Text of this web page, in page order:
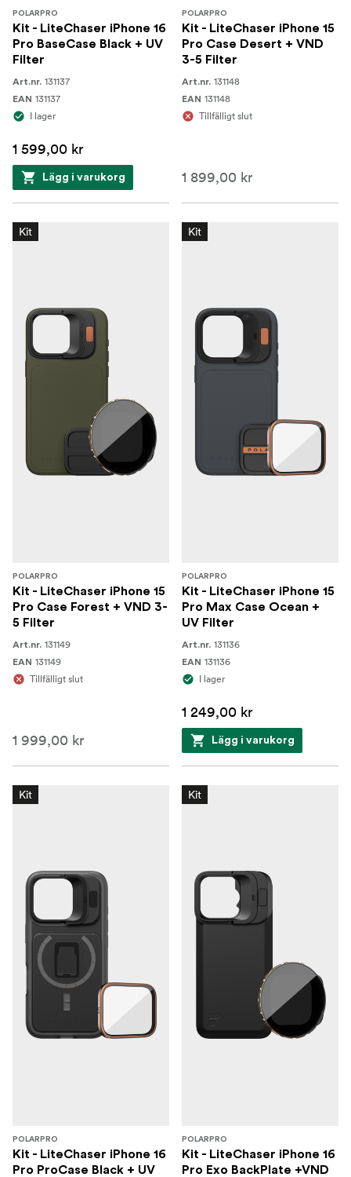
POLARPRO
Kit - LiteChaser iPhone 16
Pro BaseCase Black + UV
Filter
Art.nr. 131137
EAN 131137
I lager
1 599,00 kr
Lägg i varukorg
POLARPRO
Kit - LiteChaser iPhone 15
Pro Case Desert + VND
3-5 Filter
Art.nr. 131148
EAN 131148
Tillfälligt slut
1 899,00 kr
Kit
POLARPRO
Kit - LiteChaser iPhone 15
Pro Case Forest + VND 3-
5 Filter
Art.nr. 131149
EAN 131149
Tillfälligt slut
1 999,00 kr
Kit
POLARPRO
Kit - LiteChaser iPhone 15
Pro Max Case Ocean +
UV Filter
Art.nr. 131136
EAN 131136
I lager
1 249,00 kr
Lägg i varukorg
Kit
POLARPRO
Kit - LiteChaser iPhone 16
Pro ProCase Black + UV
Kit
POLARPRO
Kit - LiteChaser iPhone 16
Pro Exo BackPlate +VND